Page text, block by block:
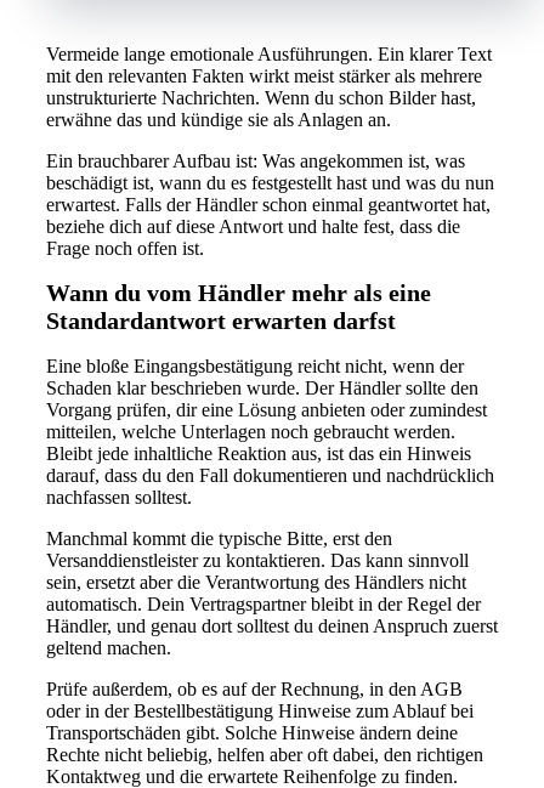
Vermeide lange emotionale Ausführungen. Ein klarer Text
mit den relevanten Fakten wirkt meist stärker als mehrere
unstrukturierte Nachrichten. Wenn du schon Bilder hast,
erwähne das und kündige sie als Anlagen an.
Ein brauchbarer Aufbau ist: Was angekommen ist, was
beschädigt ist, wann du es festgestellt hast und was du nun
erwartest. Falls der Händler schon einmal geantwortet hat,
beziehe dich auf diese Antwort und halte fest, dass die
Frage noch offen ist.
Wann du vom Händler mehr als eine
Standardantwort erwarten darfst
Eine bloße Eingangsbestätigung reicht nicht, wenn der
Schaden klar beschrieben wurde. Der Händler sollte den
Vorgang prüfen, dir eine Lösung anbieten oder zumindest
mitteilen, welche Unterlagen noch gebraucht werden.
Bleibt jede inhaltliche Reaktion aus, ist das ein Hinweis
darauf, dass du den Fall dokumentieren und nachdrücklich
nachfassen solltest.
Manchmal kommt die typische Bitte, erst den
Versanddienstleister zu kontaktieren. Das kann sinnvoll
sein, ersetzt aber die Verantwortung des Händlers nicht
automatisch. Dein Vertragspartner bleibt in der Regel der
Händler, und genau dort solltest du deinen Anspruch zuerst
geltend machen.
Prüfe außerdem, ob es auf der Rechnung, in den AGB
oder in der Bestellbestätigung Hinweise zum Ablauf bei
Transportschäden gibt. Solche Hinweise ändern deine
Rechte nicht beliebig, helfen aber oft dabei, den richtigen
Kontaktweg und die erwartete Reihenfolge zu finden.